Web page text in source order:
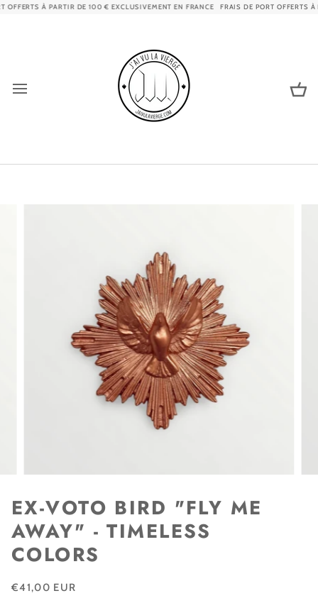
Skip
À PARTIR DE 100 € EXCLUSIVEMENT EN FRANCE FRAIS DE PORT OFFERTS À
EX-VOTO BIRD "FLY ME
AWAY" - TIMELESS
COLORS
€41,00 EUR